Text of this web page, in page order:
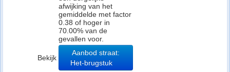
afwijking van het
gemiddelde met factor
0.38 of hoger in
70.00% van de
gevallen voor.
Bekijk
Aanbod straat:
Het-brugstuk